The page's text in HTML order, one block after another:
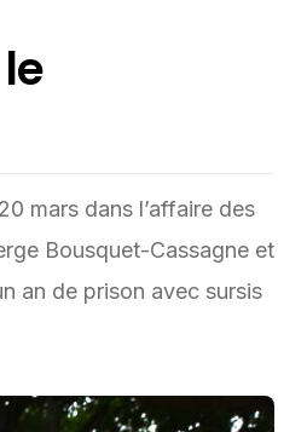
mars dans l’affaire des
Bousquet-Cassagne et
an de prison avec sursis